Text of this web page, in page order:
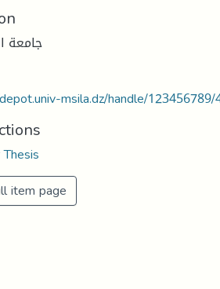
جامعة
msila.dz/handle/
item page